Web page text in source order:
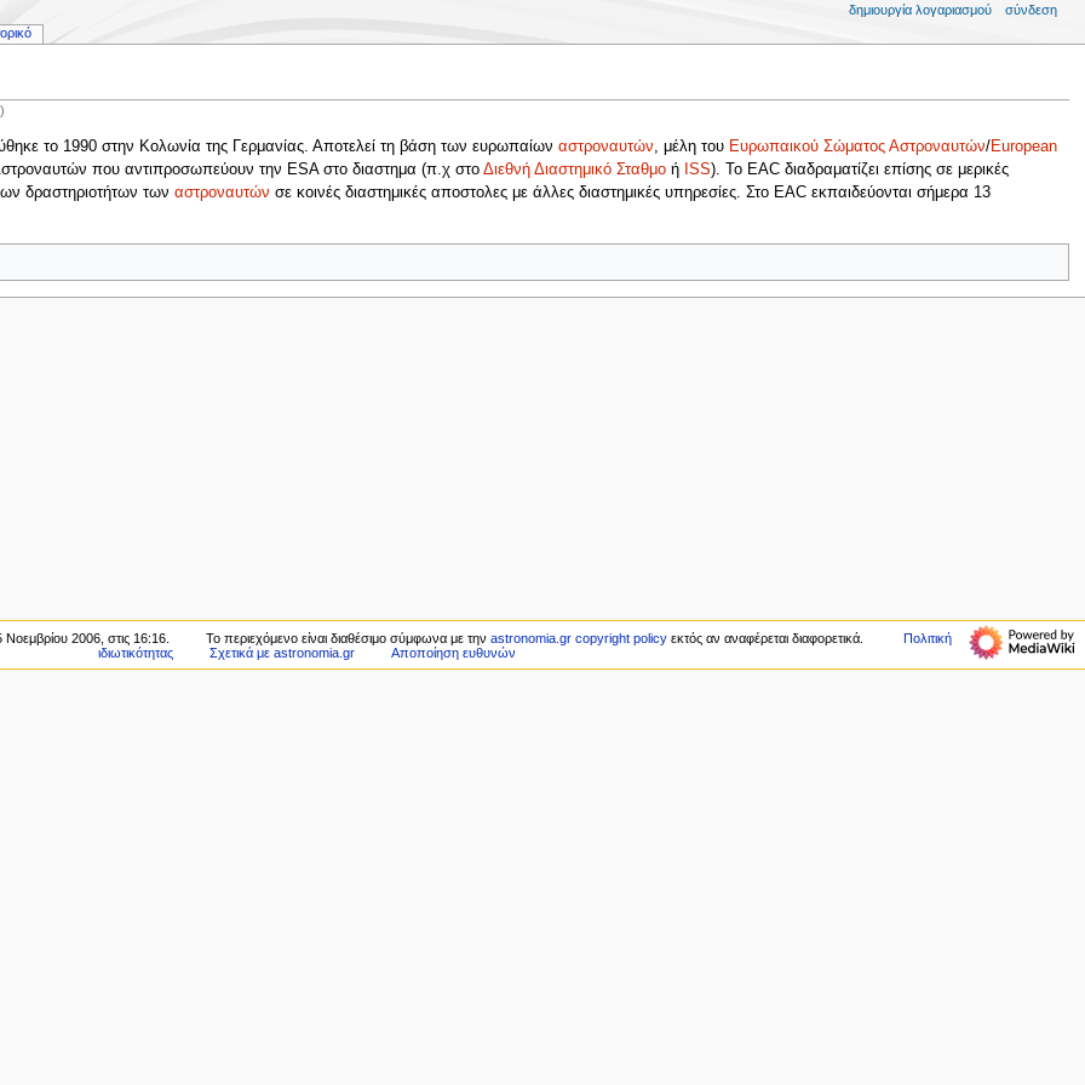
)
το 1990 στην Κολωνία της Γερμανίας. Αποτελεί τη βάση των ευρωπαίων αστροναυτών, μέλη του Ευρωπαικού Σώματος Αστροναυτών/European
που αντιπροσωπεύουν την ESA στο διαστημα (π.χ στο Διεθνή Διαστημικό Σταθμοή ISS). Το EAC διαδραματίζει επίσης σε μερικές
δραστηριοτήτων των αστροναυτών σε κοινές διαστημικές αποστολες με άλλες διαστημικές υπηρεσίες. Στο EAC εκπαιδεύονται σήμερα 13
δημιουργία λογαριασμού σύνδεση
Νοεμβρίου 2006, στις 16:16. Το περιεχόμενο είναι διαθέσιμο σύμφωνα με την astronomia.gr copyright policyεκτός αν αναφέρεται διαφορετικά.
Πολιτική
ιδιωτικότητας
Σχετικά με astronomia.gr Αποποίηση ευθυνών